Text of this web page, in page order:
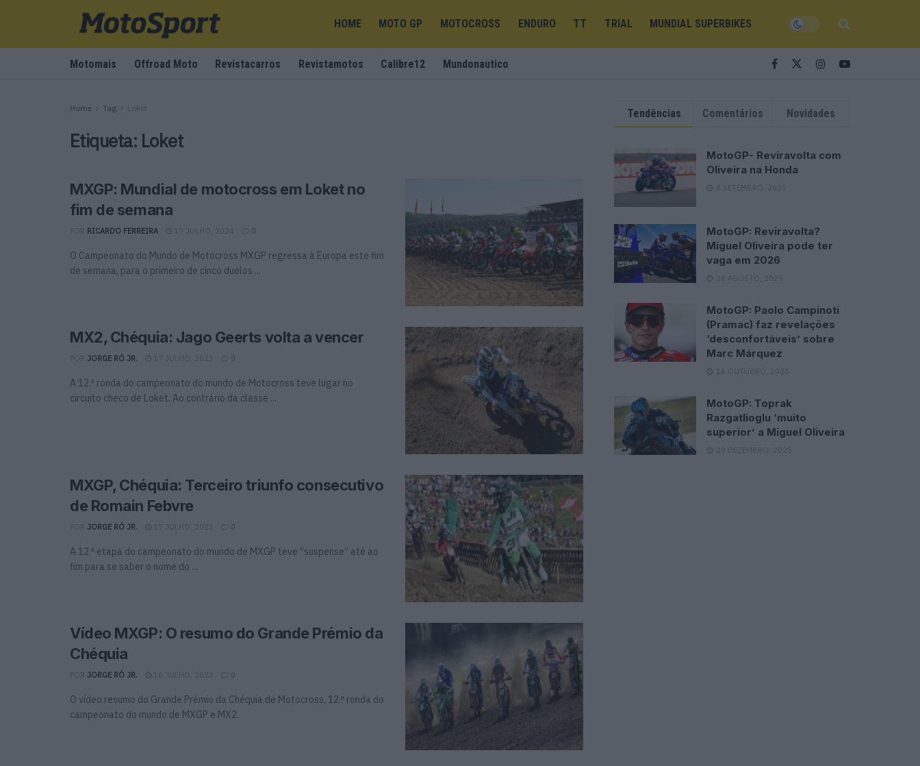
HOME MOTO GP MOTOCROSS ENDURO TT TRIAL MUNDIAL SUPERBIKES
Motomais Offroad Moto Revistacarros Revistamotos Calibre12 Mundonautico
Home Tag Loket
Etiqueta: Loket
MXGP: Mundial de motocross em Loket no
fim de semana
RICARDO FERREIRA 19 JULHO, 2024 0
O Campeonato do Mundo de Motocross MXGP regressa à Europa este fim
de semana, para o primeiro de cinco duelos ...
MX2, Chéquia: Jago Geerts volta a vencer
JORGE RÓ JR. 17 JULHO, 2023 0
A 12.ª ronda do campeonato do mundo de Motocross teve lugar no
circuito checo de Loket. Ao contrário da classe ...
MXGP, Chéquia: Terceiro triunfo consecutivo
de Romain Febvre
JORGE RÓ JR. 17 JULHO, 2023 0
A 12.ª etapa do campeonato do mundo de MXGP teve “suspense” até ao
fim para se saber o nome do ...
Vídeo MXGP: O resumo do Grande Prémio da
Chéquia
JORGE RÓ JR. 16 JULHO, 2023 0
O vídeo resumo do Grande Prémio da Chéquia de Motocross, 12.ª ronda do
campeonato do mundo de MXGP e MX2.
Tendências Comentários Novidades
MotoGP- Reviravolta com
Oliveira na Honda
8 SETEMBRO, 2025
MotoGP: Reviravolta?
Miguel Oliveira pode ter
vaga em 2026
28 AGOSTO, 2025
MotoGP: Paolo Campinoti
(Pramac) faz revelações
‘desconfortáveis’ sobre
Marc Márquez
16 OUTUBRO, 2025
MotoGP: Toprak
Razgatlioglu ‘muito
superior’ a Miguel Oliveira